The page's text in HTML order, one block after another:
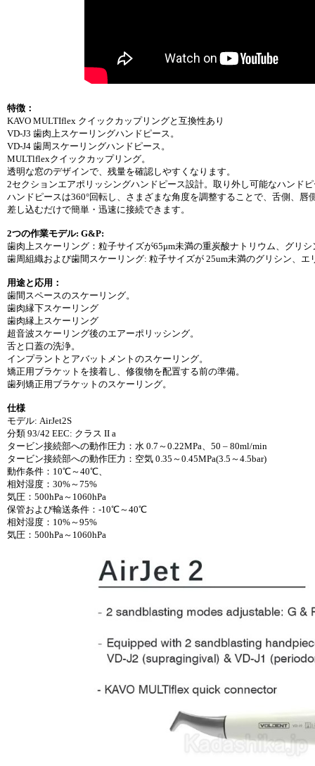
特徴：
KAVO MULTIflex クイックカップリングと互換性あり
VD-J3 歯肉上スケーリングハンドピース。
VD-J4 歯周スケーリングハンドピース。
MULTlflexクイックカップリング。
透明な窓のデザインで、残量を確認しやすくなります。
2セクションエアポリッシングハンドピース設計。取り外し可能なハンド
ハンドピースは360°回転し、さまざまな角度を調整することで、舌側、
差し込むだけで簡単・迅速に接続できます。
2つの作業モデル: G&P:
歯肉上スケーリング：粒子サイズが65μm未満の重炭酸ナトリウム、グリ
歯周組織および歯間スケーリング: 粒子サイズが 25um未満のグリシン、エ
用途と応用：
歯間スペースのスケーリング。
歯肉縁下スケーリング
歯肉縁上スケーリング
超音波スケーリング後のエアーポリッシング。
舌と口蓋の洗浄。
インプラントとアバットメントのスケーリング。
矯正用ブラケットを接着し、修復物を配置する前の準備。
歯列矯正用ブラケットのスケーリング。
仕様
モデル: AirJet2S
分類 93/42 EEC: クラス II a
タービン接続部への動作圧力：水 0.7～0.22MPa、50 – 80ml/min
タービン接続部への動作圧力：空気 0.35～0.45MPa(3.5～4.5bar)
動作条件：10℃～40℃、
相対湿度：30%～75%
気圧：500hPa～1060hPa
保管および輸送条件：-10℃～40℃
相対湿度：10%～95%
気圧：500hPa～1060hPa